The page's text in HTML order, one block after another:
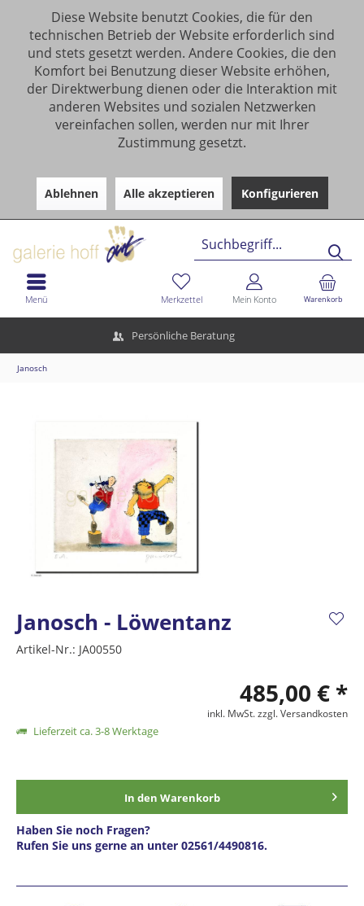
Diese Website benutzt Cookies, die für den
technischen Betrieb der Website erforderlich sind
und stets gesetzt werden. Andere Cookies, die den
Komfort bei Benutzung dieser Website erhöhen,
der Direktwerbung dienen oder die Interaktion mit
anderen Websites und sozialen Netzwerken
vereinfachen sollen, werden nur mit Ihrer
Zustimmung gesetzt.
Ablehnen Alle akzeptieren Konfigurieren
Persönliche Beratung
Warenkorb
Merkzettel Mein Konto
Menü
Janosch
Janosch - Löwentanz
Artikel-Nr.: JA00550
485,00 € *
inkl. MwSt.zzgl. Versandkosten
Lieferzeit ca. 3-8 Werktage
In den Warenkorb
Haben Sie noch Fragen?
Rufen Sie uns gerne an unter 02561/4490816.
Preis anfragen